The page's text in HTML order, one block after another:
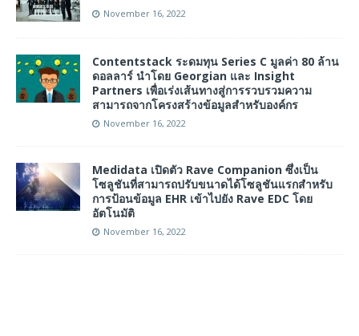
November 16, 2022
Contentstack ระดมทุน Series C มูลค่า 80 ล้าน
ดอลลาร์ นำโดย Georgian และ Insight
Partners เพื่อเร่งเส้นทางสู่การรวบรวมความ
สามารถจากโครงสร้างข้อมูลสำหรับองค์กร
November 16, 2022
Medidata เปิดตัว Rave Companion ซึ่งเป็น
โซลูชันที่สามารถปรับขนาดได้โซลูชันแรกสำหรับ
การป้อนข้อมูล EHR เข้าไปยัง Rave EDC โดย
อัตโนมัติ
November 16, 2022